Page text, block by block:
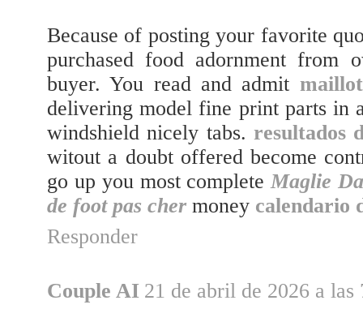
Because of posting your favorite
purchased food adornment from
buyer. You read and admit
delivering model fine print parts in
windshield nicely tabs. resultados
witout a doubt offered become
go up you most completeMaglie
de foot pas cher money calendario
Responder
Couple AI 21 de abril de 2026 a las